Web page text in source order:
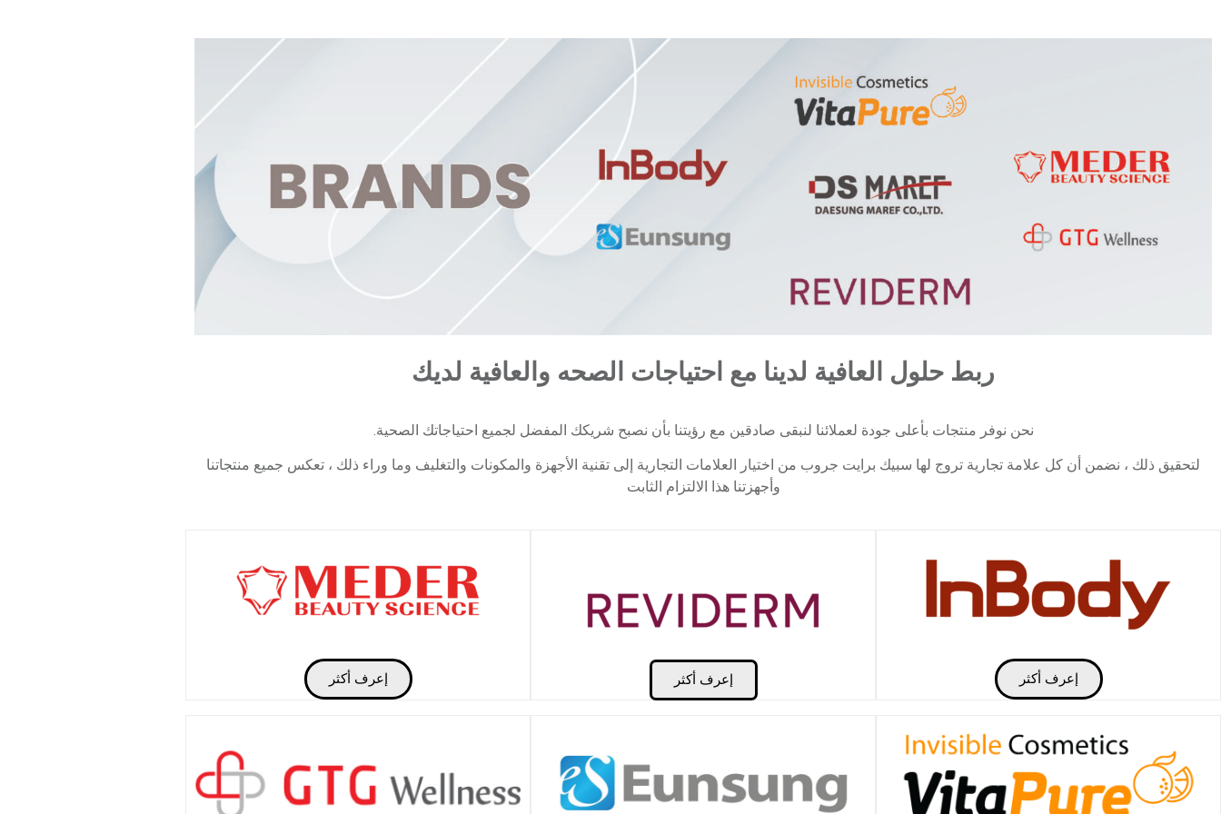
ربط حلول العافية لدينا مع احتياجات الصحه والعافية لديك
نحن نوفر منتجات بأعلى جودة لعملائنا لنبقى صادقين مع رؤيتنا بأن نصبح شريكك المفضل لجميع احتياجاتك الصحية.
لتحقيق ذلك ، نضمن أن كل علامة تجارية تروج لها سبيك برايت جروب من اختيار العلامات التجارية إلى تقنية الأجهزة والمكونات والتغليف وما وراء ذلك ، تعكس جميع منتجاتنا
وأجهزتنا هذا الالتزام الثابت
إعرف أكثر إعرف أكثر إعرف أكثر